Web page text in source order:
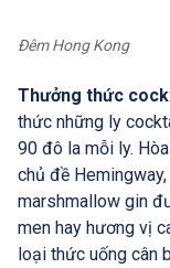
Đêm Hong Kong
Thưởng thức
thức những ly
90 đô la mỗi ly.
chủ đề
marshmallow gin
men hay hương vị
loại thức uống cân